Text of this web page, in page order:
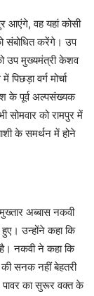
आएंगे, वह यहां कोसी
संबोधित करेंगे। उप
उप मुख्यमंत्री केशव
वर्ग मोर्चा
के पूर्व अल्पसंख्यक
सोमवार को रामपुर में
के समर्थन में होने
अब्बास नकवी
उन्‍होंने कहा कि
है। नकवी ने कहा कि
सनक नहीं बेहतरी
पावर का सुरूर वक्त के